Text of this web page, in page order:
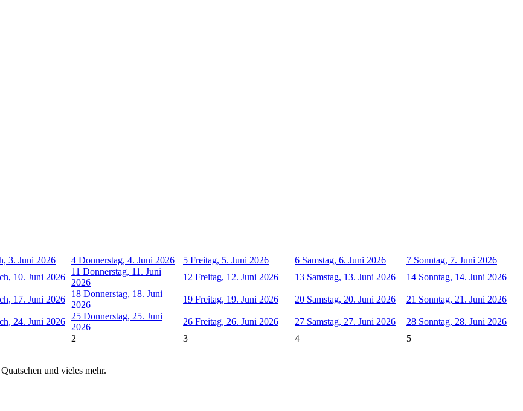
3. Juni 2026 4 Donnerstag, 4. Juni 2026 5 Freitag, 5. Juni 2026 6 Samstag, 6. Juni 2026 7 Sonntag, 7. Juni 2026
10. Juni 2026
11 Donnerstag, 11. Juni
2026
12 Freitag, 12. Juni 2026 13 Samstag, 13. Juni 2026 14 Sonntag, 14. Juni 2026
17. Juni 2026
18 Donnerstag, 18. Juni
2026
19 Freitag, 19. Juni 2026 20 Samstag, 20. Juni 2026 21 Sonntag, 21. Juni 2026
24. Juni 2026
25 Donnerstag, 25. Juni
2026
26 Freitag, 26. Juni 2026 27 Samstag, 27. Juni 2026 28 Sonntag, 28. Juni 2026
2 3 4
5
und vieles mehr.